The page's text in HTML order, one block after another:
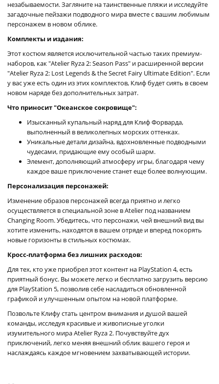
незабываемости. Загляните на таинственные пляжи и исследуйте
загадочные пейзажи подводного мира вместе с вашим любимым
персонажем в новом облике.
Комплекты и издания:
Этот костюм является исключительной частью таких премиум-
наборов, как "Atelier Ryza 2: Season Pass" и расширенной версии
"Atelier Ryza 2: Lost Legends & the Secret Fairy Ultimate Edition". Если
у вас уже есть один из этих комплектов, Клиф будет сиять в своем
новом наряде без дополнительных затрат.
Что приносит "Океанское сокровище":
Изысканный купальный наряд для Клиф Форварда,
выполненный в великолепных морских оттенках.
Уникальные детали дизайна, вдохновленные подводными
чудесами, придающие ему особый шарм.
Элемент, дополняющий атмосферу игры, благодаря чему
каждое ваше приключение станет еще более волнующим.
Персонализация персонажей:
Изменение образов персонажей всегда приятно и легко
осуществляется в специальной зоне в Atelier под названием
Changing Room. Убедитесь, что персонажи, чей внешний вид вы
хотите изменить, находятся в вашем отряде и вперед покорять
новые горизонты в стильных костюмах.
Кросс-платформа без лишних расходов:
Для тех, кто уже приобрел этот контент на PlayStation 4, есть
приятный бонус. Вы можете легко и бесплатно загрузить версию
для PlayStation 5, позволив себе насладиться обновленной
графикой и улучшенным опытом на новой платформе.
Позвольте Клифу стать центром внимания и душой вашей
команды, исследуя красивые и живописные уголки
изумительного мира Atelier Ryza 2. Почувствуйте дух
приключений, легко меняя внешний облик вашего героя и
наслаждаясь каждое мгновением захватывающей истории.